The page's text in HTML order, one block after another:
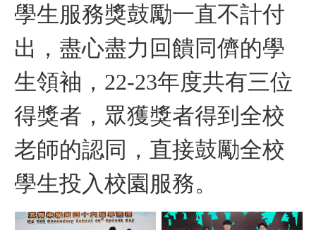
學生服務獎鼓勵一直不計付
出，盡心盡力回饋同儕的學
生領袖，22-23年度共有三位
得獎者，眾獲獎者得到全校
老師的認同，直接鼓勵全校
學生投入校園服務。